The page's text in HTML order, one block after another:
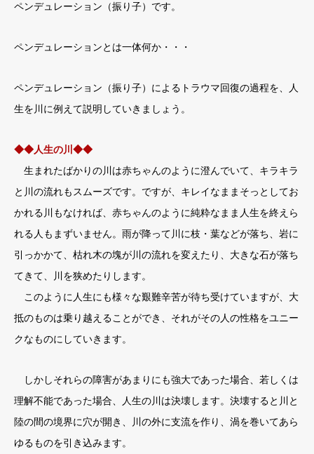
ペンデュレーション（振り子）です。
ペンデュレーションとは一体何か・・・
ペンデュレーション（振り子）によるトラウマ回復の過程を、人
生を川に例えて説明していきましょう。
◆◆人生の川◆◆
生まれたばかりの川は赤ちゃんのように澄んでいて、キラキラ
と川の流れもスムーズです。ですが、キレイなままそっとしてお
かれる川もなければ、赤ちゃんのように純粋なまま人生を終えら
れる人もまずいません。雨が降って川に枝・葉などが落ち、岩に
引っかかて、枯れ木の塊が川の流れを変えたり、大きな石が落ち
てきて、川を狭めたりします。
このように人生にも様々な艱難辛苦が待ち受けていますが、大
抵のものは乗り越えることができ、それがその人の性格をユニー
クなものにしていきます。
しかしそれらの障害があまりにも強大であった場合、若しくは
理解不能であった場合、人生の川は決壊します。決壊すると川と
陸の間の境界に穴が開き、川の外に支流を作り、渦を巻いてあら
ゆるものを引き込みます。